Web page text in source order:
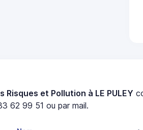
et Pollution à LE PULEY
62 99 51 ou par mail.